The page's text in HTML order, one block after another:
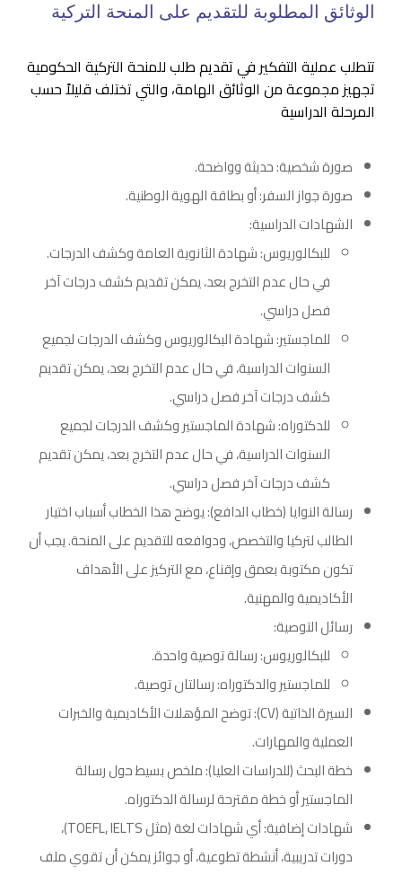
الوثائق المطلوبة للتقديم على المنحة التركية
تتطلب عملية التفكير في تقديم طلب للمنحة التركية الحكومية
تجهيز مجموعة من الوثائق الهامة، والتي تختلف قليلاً حسب
المرحلة الدراسية
صورة شخصية: حديثة وواضحة.
صورة جواز السفر: أو بطاقة الهوية الوطنية.
الشهادات الدراسية:
للبكالوريوس: شهادة الثانوية العامة وكشف الدرجات.
في حال عدم التخرج بعد، يمكن تقديم كشف درجات آخر
فصل دراسي.
للماجستير: شهادة البكالوريوس وكشف الدرجات لجميع
السنوات الدراسية، في حال عدم التخرج بعد، يمكن تقديم
كشف درجات آخر فصل دراسي.
للدكتوراه: شهادة الماجستير وكشف الدرجات لجميع
السنوات الدراسية، في حال عدم التخرج بعد، يمكن تقديم
كشف درجات آخر فصل دراسي.
رسالة النوايا (خطاب الدافع): يوضح هذا الخطاب أسباب اختيار
الطالب لتركيا والتخصص، ودوافعه للتقديم على المنحة. يجب أن
تكون مكتوبة بعمق وإقناع، مع التركيز على الأهداف
الأكاديمية والمهنية.
رسائل التوصية:
للبكالوريوس: رسالة توصية واحدة.
للماجستير والدكتوراه: رسالتان توصية.
السيرة الذاتية (CV): توضح المؤهلات الأكاديمية والخبرات
العملية والمهارات.
خطة البحث (للدراسات العليا): ملخص بسيط حول رسالة
الماجستير أو خطة مقترحة لرسالة الدكتوراه.
شهادات إضافية: أي شهادات لغة (مثل TOEFL, IELTS)،
دورات تدريبية، أنشطة تطوعية، أو جوائز يمكن أن تقوي ملف